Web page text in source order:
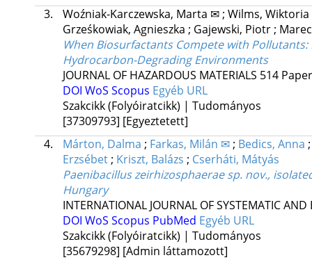
3.
Woźniak-Karczewska, Marta ✉ ; Wilms, Wiktoria
Grześkowiak, Agnieszka ; Gajewski, Piotr ;
When Biosurfactants Compete with
Hydrocarbon-Degrading Environments
JOURNAL OF HAZARDOUS MATERIALS 514
DOI WoS Scopus Egyéb URL
Szakcikk (Folyóiratcikk) | Tudományos
[37309793] [Egyeztetett]
4.
Márton, Dalma ; Farkas, Milán ✉ ; Bedics, Anna
Erzsébet ; Kriszt, Balázs ; Cserháti, Mátyás
Paenibacillus zeirhizosphaerae sp. nov.,
Hungary
INTERNATIONAL JOURNAL OF SYSTEMATIC
DOI WoS Scopus PubMed Egyéb URL
Szakcikk (Folyóiratcikk) | Tudományos
[35679298] [Admin láttamozott]